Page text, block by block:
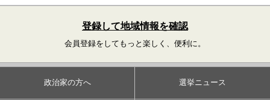
登録して地域情報を確認
会員登録をしてもっと楽しく、便利に。
政治家の方へ 選挙ニュース